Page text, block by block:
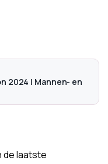
2024 | Mannen- en
de laatste